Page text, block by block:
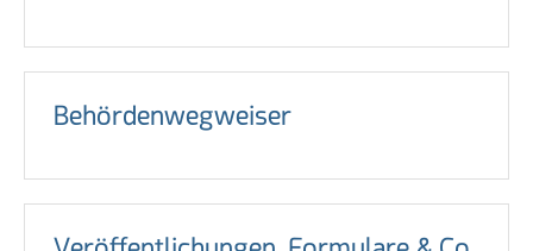
Behördenwegweiser